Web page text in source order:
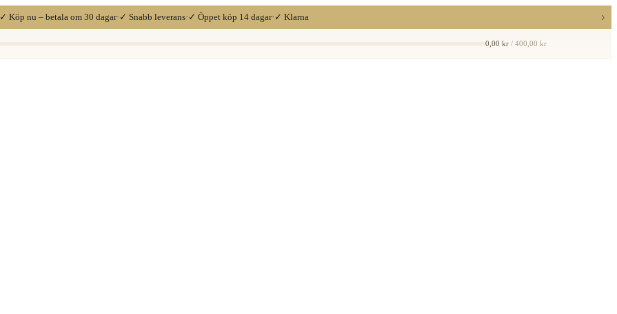
✓ Köp nu – betala om 30 dagar· ✓ Snabb leverans· ✓ Öppet köp 14 dagar· ✓ Klarna ›
0,00 kr / 400,00 kr